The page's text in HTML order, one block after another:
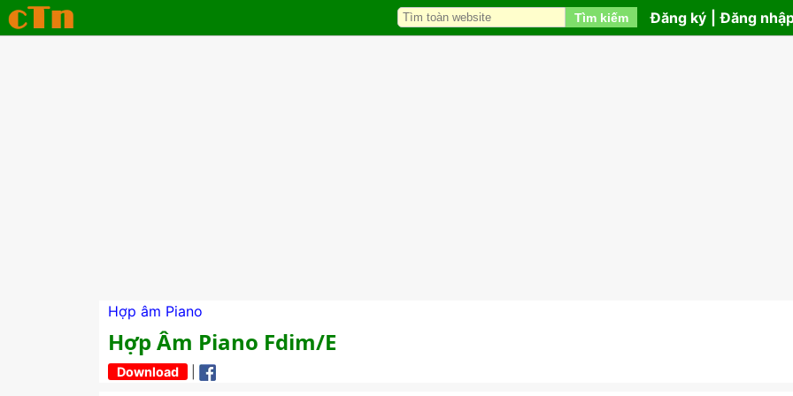
Tìm kiếm Đăng ký Đăng
Hợp âm Piano
Hợp Âm Piano Fdim/E
Download